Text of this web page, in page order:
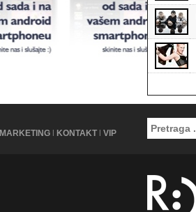
MARKETING | KONTAKT | VIP